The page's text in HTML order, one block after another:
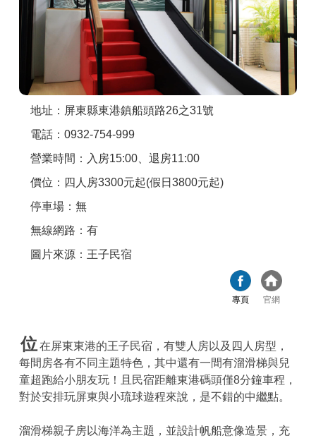
聯絡我們
APP下載
地址：屏東縣東港鎮船頭路26之31號
電話：0932-754-999
營業時間：入房15:00、退房11:00
價位：四人房3300元起(假日3800元起)
停車場：無
無線網路：有
圖片來源：王子民宿
專頁 官網
位 在屏東東港的王子民宿，有雙人房以及四人房型，
每間房各有不同主題特色，其中還有一間有溜滑梯與兒
童超跑給小朋友玩！且民宿距離東港碼頭僅8分鐘車程，
對於安排玩屏東與小琉球遊程來說，是不錯的中繼點。
溜滑梯親子房以海洋為主題，並設計帆船意像造景，充